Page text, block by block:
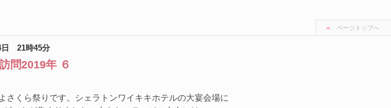
ページトップへ
日 21時45分
問2019年 ６
さくら祭りです。シェラトンワイキキホテルの大宴会場に